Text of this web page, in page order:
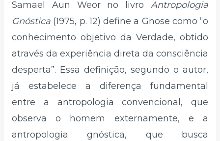
Samael Aun Weor no livro Antropologia
Gnóstica (1975, p. 12) define a Gnose como “o
conhecimento objetivo da Verdade, obtido
através da experiência direta da consciência
desperta”. Essa definição, segundo o autor,
já estabelece a diferença fundamental
entre a antropologia convencional, que
observa o homem externamente, e a
antropologia gnóstica, que busca